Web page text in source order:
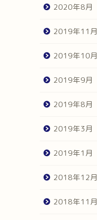
2020年8月
2019年11月
2019年10月
2019年9月
2019年8月
2019年3月
2019年1月
2018年12月
2018年11月